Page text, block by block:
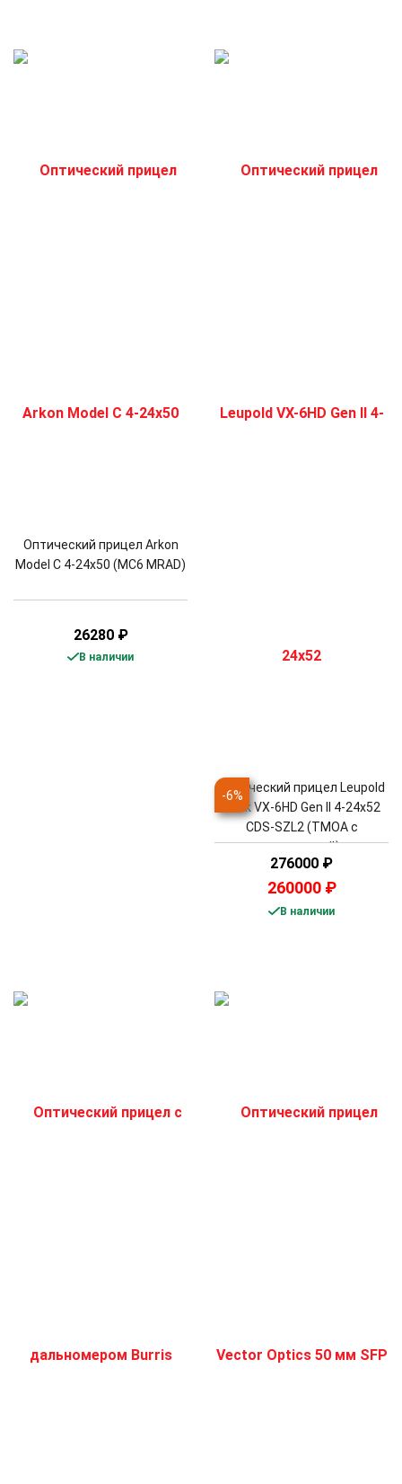
Оптический прицел Arkon
Model C 4-24x50 (MC6 MRAD)
26280 ₽
В наличии
-6%
Оптический прицел Leupold
Mark VX-6HD Gen II 4-24x52
CDS-SZL2 (TMOA с
подсветкой)
276000 ₽
260000 ₽
В наличии